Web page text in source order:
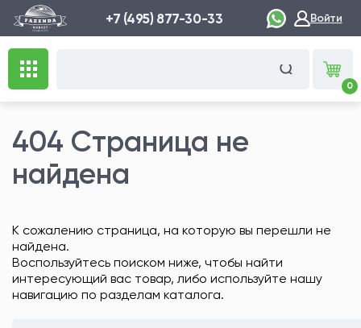
+7 (495) 877-30-33 Войти
0
404 Страница не
найдена
К сожалению страница, на которую вы перешли не
найдена.
Воспользуйтесь поиском ниже, чтобы найти
интересующий вас товар, либо используйте нашу
навигацию по разделам каталога.